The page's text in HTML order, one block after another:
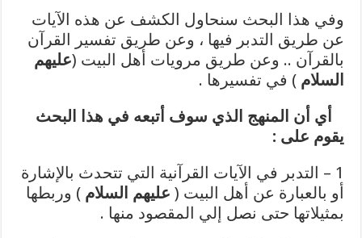
وفي هذا البحث سنحاول الكشف عن هذه الآيات
عن طريق التدبر فيها ، وعن طريق تفسير القرآن
بالقرآن .. وعن طريق مرويات أهل البيت (عليهم
السلام ) في تفسيرها .
أي أن المنهج الذي سوف أتبعه في هذا البحث
يقوم على :
1 – التدبر في الآيات القرآنية التي تتحدث بالإشارة
أو بالعبارة عن أهل البيت ( عليهم السلام ) وربطها
بمثيلاتها حتى نصل إلي المقصود منها .